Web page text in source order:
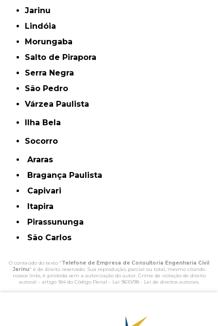
Jarinu
Lindóia
Morungaba
Salto de Pirapora
Serra Negra
São Pedro
Várzea Paulista
Ilha Bela
Socorro
Araras
Bragança Paulista
Capivari
Itapira
Pirassununga
São Carlos
O conteúdo do texto "Telefone de Empresa de Consultoria Engenharia Civil
Jarinu" é de direito reservado. Sua reprodução, parcial ou total, mesmo citando
nossos links, é proibida sem a autorização do autor. Crime de violação de direito
autoral – artigo 184 do Código Penal – Lei 9610/98 - Lei de direitos autorais.